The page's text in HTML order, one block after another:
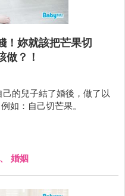
！妳就該把芒果切
做？！
的兒子結了婚後，做了以
如：自己切芒果。
、 婚姻